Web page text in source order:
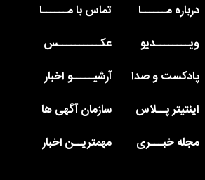
درباره مــــــا
تماس با مــــــا
ویــــــــدیو
عکــــــــــس
پادکست و صدا
آرشیـــــو اخبار
اینتیتر پــلاس
سازمان آگهی ها
مجله خبـــری
مهمتریــن اخبار